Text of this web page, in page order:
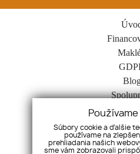
Súbory cookie a ďalšie
používame na
prehliadania našich
sme vám zobrazovali